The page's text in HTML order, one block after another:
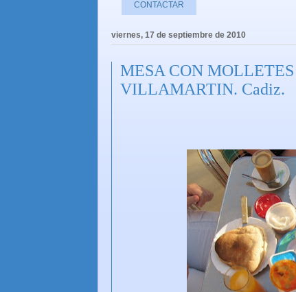
CONTACTAR
viernes, 17 de septiembre de 2010
MESA CON
VILLAMARTIN. Cadiz.